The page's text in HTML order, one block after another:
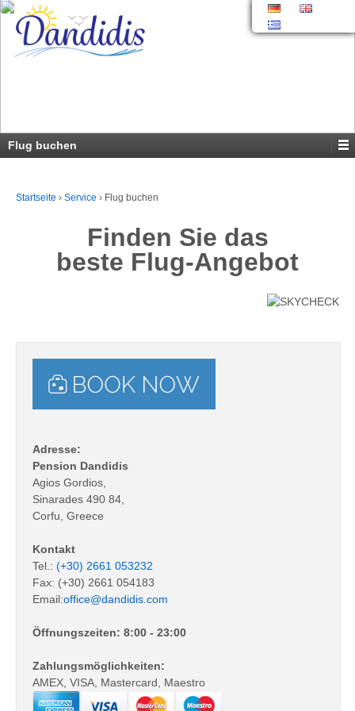
Flug buchen
Startseite › Service › Flug buchen
Finden Sie das
beste Flug-Angebot
Adresse:
Pension Dandidis
Agios Gordios,
Sinarades 490 84,
Corfu, Greece
Kontakt
Tel.: (+30) 2661 053232
Fax: (+30) 2661 054183
Email:office@dandidis.com
Öffnungszeiten: 8:00 - 23:00
Zahlungsmöglichkeiten:
AMEX, VISA, Mastercard, Maestro